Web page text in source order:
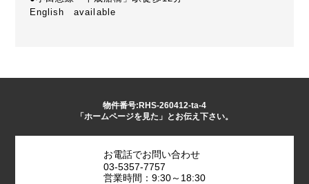
English available
物件番号:RHS-260412-ta-4
「ホームページを見た」とお伝え下さい。
お電話でお問い合わせ
03-5357-7757
営業時間：9:30～18:30